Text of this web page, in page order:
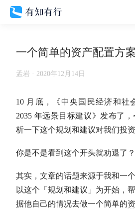
首页
有行
加入我们
一个简单的资产配置方
孟岩 · 2020年12月14日
10 月底，《中央国民经济和社
2035 年远景目标建议》发布了
析一下这个规划和建议对我们投资
你是不是看到这个开头就劝退了？
其实，文章的话题来源于我和一
以这个「规划和建议」为开始，
据他自己的情况去做一个简单的